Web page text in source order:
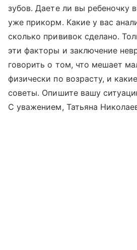
зубов. Даете ли вы ребеночку
уже прикорм. Какие у вас
сколько прививок сделано.
эти факторы и заключение
говорить о том, что мешает
физически по возрасту, и
советы. Опишите вашу
С уважением, Татьяна